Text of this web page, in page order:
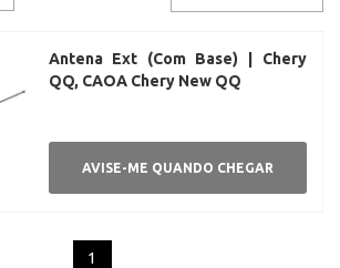
Antena Ext (Com Base) | Chery
QQ, CAOA Chery New QQ
AVISE-ME QUANDO CHEGAR
1